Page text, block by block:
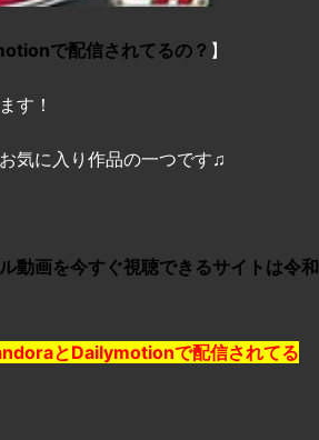
で配信されてるの？ 】
す！
気に入り作品の一つです♫
動画を今すぐ視聴できるサイトは令和
とDailymotionで配信されてる